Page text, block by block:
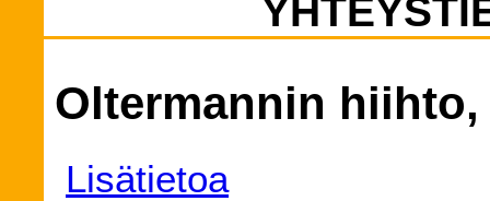
Oltermannin hiihto,
Lisätietoa